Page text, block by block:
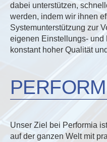
dabei unterstützen,
werden, indem wir ihnen
Systemunterstützung zur
eigenen Einstellungs- und
konstant hoher Qualität
Unser Ziel bei Performia
auf der ganzen Welt mit